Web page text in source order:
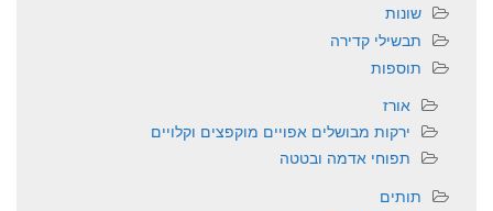
שונות
תבשילי קדירה
תוספות
אורז
ירקות מבושלים אפויים מוקפצים וקלויים
תפוחי אדמה ובטטה
תותים